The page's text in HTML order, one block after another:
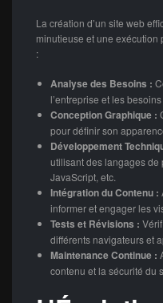
La création d’un site web
minutieuse et une
:
Analyse des Besoins :
l’entreprise et les
Conception Graphique :
pour définir son
Développement
utilisant des langages de
JavaScript, etc.
Intégration du Contenu :
informer et engager les
Tests et Révisions :
différents navigateurs et
Maintenance Continue :
contenu et la sécurité du